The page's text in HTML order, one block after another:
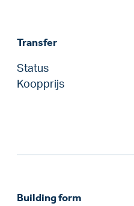
Transfer
Status
Koopprijs
Building form